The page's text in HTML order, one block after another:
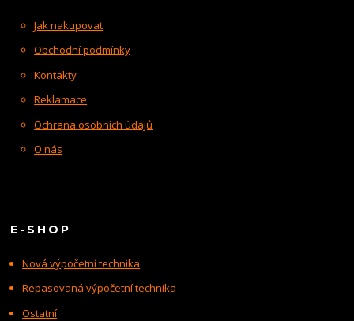
Jak nakupovat
Obchodní podmínky
Kontakty
Reklamace
Ochrana osobních údajů
O nás
E-SHOP
Nová výpočetní technika
Repasovaná výpočetní technika
Ostatní